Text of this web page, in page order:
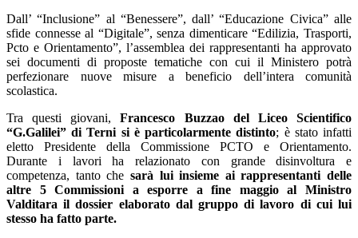
Dall’ “Inclusione” al “Benessere”, dall’ “Educazione Civica” alle
sfide connesse al “Digitale”, senza dimenticare “Edilizia, Trasporti,
Pcto e Orientamento”, l’assemblea dei rappresentanti ha approvato
sei documenti di proposte tematiche con cui il Ministero potrà
perfezionare nuove misure a beneficio dell’intera comunità
scolastica.
Tra questi giovani,Francesco Buzzao del Liceo Scientifico
“G.Galilei” di Terni si è particolarmente distinto; è stato infatti
eletto Presidente della Commissione PCTO e Orientamento.
Durante i lavori ha relazionato con grande disinvoltura e
competenza, tanto che sarà lui insieme ai rappresentanti delle
altre 5 Commissioni a esporre a fine maggio al Ministro
Valditara il dossier elaborato dal gruppo di lavoro di cui lui
stesso ha fatto parte.